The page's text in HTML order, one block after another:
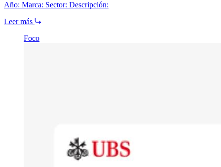
Año: Marca: Sector: Descripción:
Leer más
Foco